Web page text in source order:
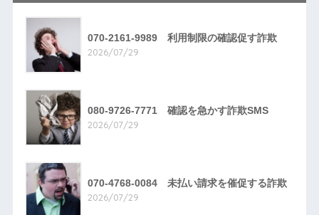
070-2161-9989 利用制限の確認促す詐欺
2026/07/29
080-9726-7771 確認を急かす詐欺SMS
2026/07/29
070-4768-0084 未払い請求を催促する詐欺
2026/07/29